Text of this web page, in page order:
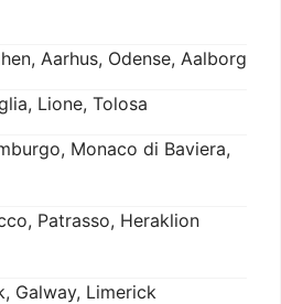
Aarhus, Odense, Aalborg
Lione, Tolosa
Monaco di Baviera,
Patrasso, Heraklion
Galway, Limerick